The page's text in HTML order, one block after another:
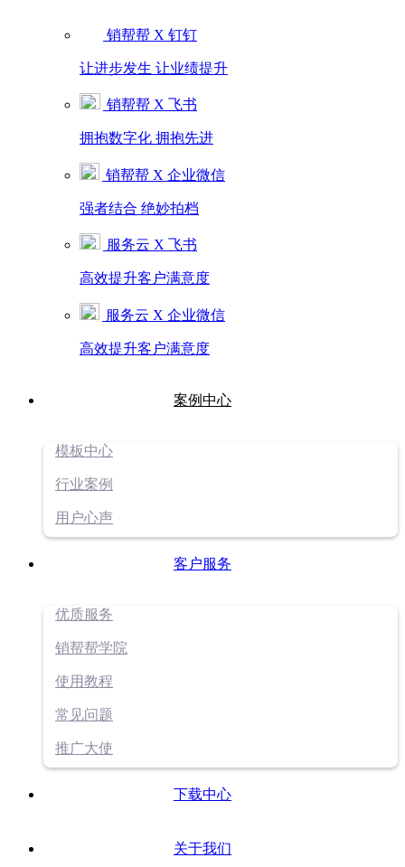
销帮帮 X 钉钉
让进步发生 让业绩提升
销帮帮 X 飞书
拥抱数字化 拥抱先进
销帮帮 X 企业微信
强者结合 绝妙拍档
服务云 X 飞书
高效提升客户满意度
服务云 X 企业微信
高效提升客户满意度
案例中心
模板中心
行业案例
用户心声
客户服务
优质服务
销帮帮学院
使用教程
常见问题
推广大使
下载中心
关于我们